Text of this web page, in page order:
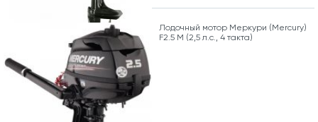
Лодочный мотор Меркури (Mercury)
F2.5 M (2,5 л.с., 4 такта)